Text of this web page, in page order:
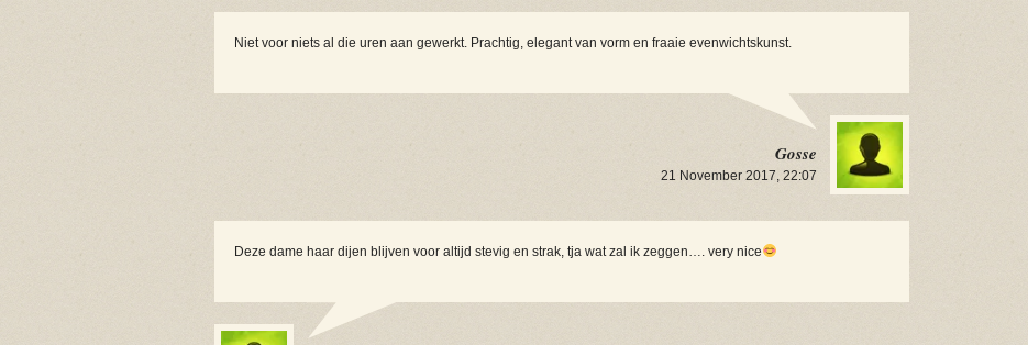
Niet voor niets al die uren aan gewerkt. Prachtig, elegant van vorm en fraaie evenwichtskunst.
Gosse
21 November 2017, 22:07
Deze dame haar dijen blijven voor altijd stevig en strak, tja wat zal ik zeggen…. very nice